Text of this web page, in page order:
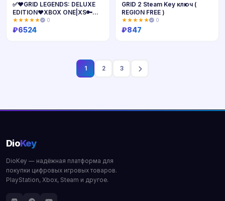
✅❤️GRID LEGENDS: DELUXE
EDITION❤️XBOX ONE|XS🔑
КЛЮЧ✅
★★★★★ 0
₽6524
GRID 2 Steam Key ключ (
REGION FREE )
★★★★★ 0
₽847
1 2 3
DioKey
DioKey — надёжная платформа для
покупки цифровых игровых товаров.
PlayStation, Xbox, Steam и другое.